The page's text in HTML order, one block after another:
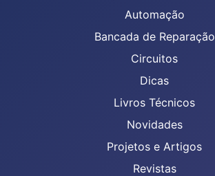
Automação
Bancada de Reparação
Circuitos
Dicas
Livros Técnicos
Novidades
Projetos e Artigos
Revistas